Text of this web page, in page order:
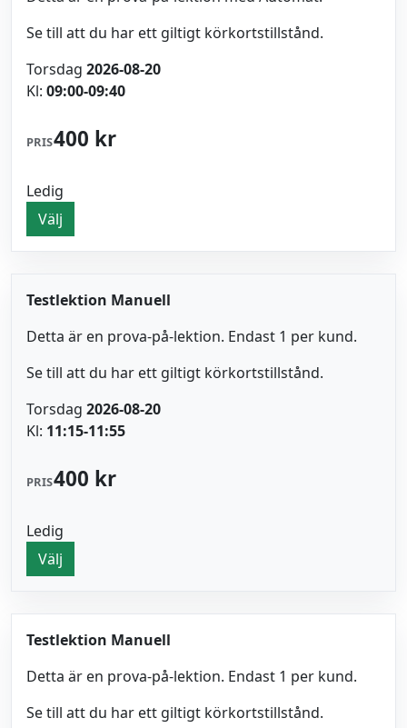
Se till att du har ett giltigt körkortstillstånd.
Torsdag 2026-08-20
Kl: 09:00-09:40
PRIS400 kr
Ledig
Välj
Testlektion Manuell
Detta är en prova-på-lektion. Endast 1 per kund.
Se till att du har ett giltigt körkortstillstånd.
Torsdag 2026-08-20
Kl: 11:15-11:55
PRIS400 kr
Ledig
Välj
Testlektion Manuell
Detta är en prova-på-lektion. Endast 1 per kund.
Se till att du har ett giltigt körkortstillstånd.